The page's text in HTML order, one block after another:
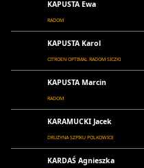
KAPUSTA Ewa
RADOM
KAPUSTA Karol
CITROEN OPTIMAL RADOM SICZKI
KAPUSTA Marcin
RADOM
KARAMUCKI Jacek
DRUŻYNA SZPIKU POLKOWICE
KARDAŚ Agnieszka